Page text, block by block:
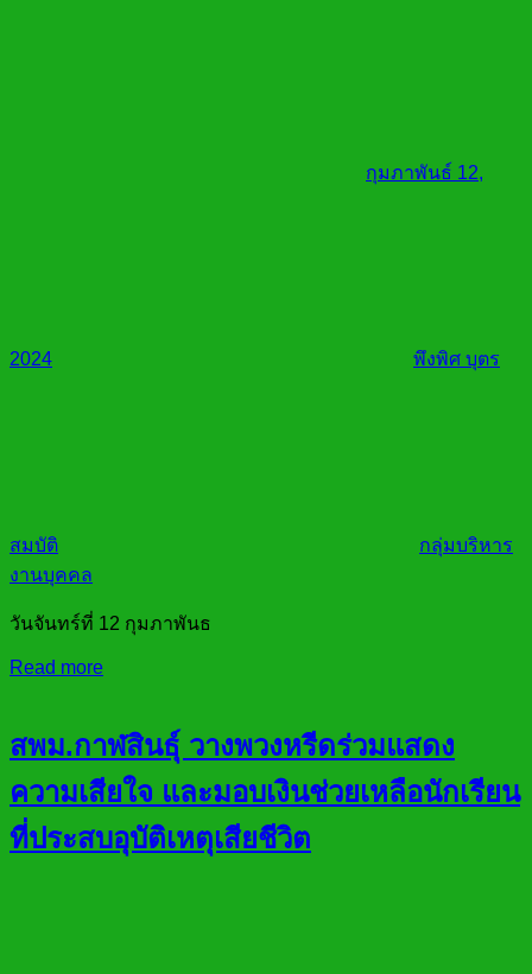
กุมภาพันธ์ 12,
2024 พึงพิศ บุตร
สมบัติ
กลุ่มบริหาร
งานบุคคล
วันจันทร์ที่ 12 กุมภาพันธ
Read more
สพม.กาฬสินธ์ุ วางพวงหรีดร่วมแสดง
ความเสียใจ และมอบเงินช่วยเหลือนักเรียน
ที่ประสบอุบัติเหตุเสียชีวิต